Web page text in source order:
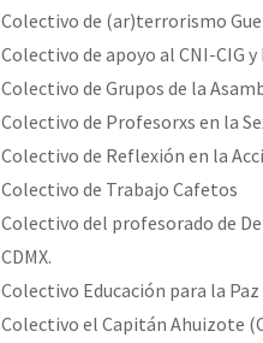
Colectivo de (ar)terrorismo
Colectivo de apoyo al CNI-CIG
Colectivo de Grupos de la
Colectivo de Profesorxs en la
Colectivo de Reflexión en la
Colectivo de Trabajo Cafetos
Colectivo del profesorado de
CDMX.
Colectivo Educación para la
Colectivo el Capitán Ahuizote